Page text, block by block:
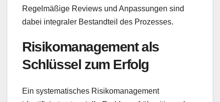
Regelmäßige Reviews und Anpassungen sind
dabei integraler Bestandteil des Prozesses.
Risikomanagement als
Schlüssel zum Erfolg
Ein systematisches Risikomanagement